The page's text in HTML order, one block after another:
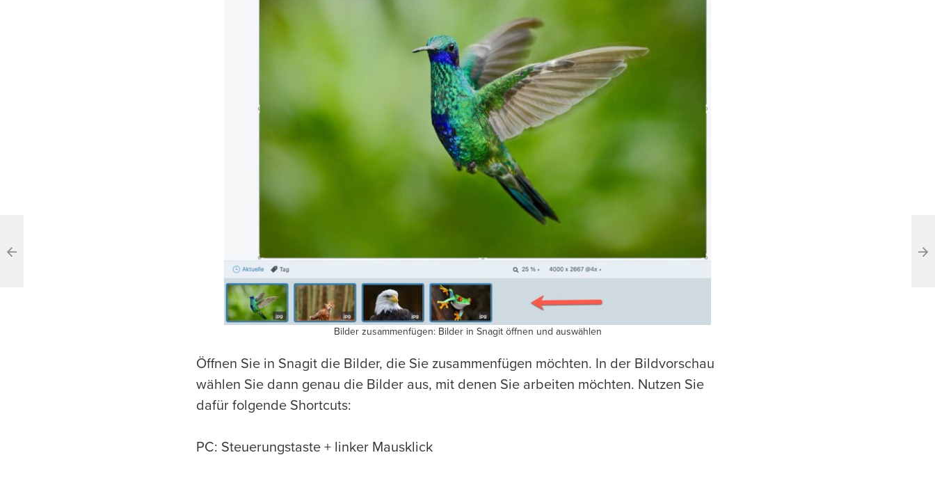
Bilder zusammenfügen: Bilder in Snagit öffnen und auswählen
Öffnen Sie in Snagit die Bilder, die Sie zusammenfügen möchten. In der Bildvorschau
wählen Sie dann genau die Bilder aus, mit denen Sie arbeiten möchten. Nutzen Sie
dafür folgende Shortcuts:
PC: Steuerungstaste + linker Mausklick